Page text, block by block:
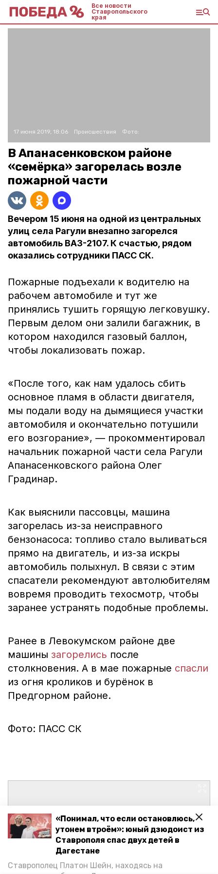
«Понимал, что если остановлюсь,
утонем втроём»: юный дзюдоист из
Ставрополя спас двух детей в
Дагестане
Ставрополец Платон Шейн, находясь на
Все новости
Ставропольского
края
17 июня 2019, 18:06 Происшествия Фото:
В Апанасенковском районе
«семёрка» загорелась возле
пожарной части
Вечером 15 июня на одной из центральных
улиц села Рагули внезапно загорелся
автомобиль ВАЗ-2107. К счастью, рядом
оказались сотрудники ПАСС СК.
Пожарные подъехали к водителю на
рабочем автомобиле и тут же
принялись тушить горящую легковушку.
Первым делом они залили багажник, в
котором находился газовый баллон,
чтобы локализовать пожар.
«После того, как нам удалось сбить
основное пламя в области двигателя,
мы подали воду на дымящиеся участки
автомобиля и окончательно потушили
его возгорание», — прокомментировал
начальник пожарной части села Рагули
Апанасенковского района Олег
Градинар.
Как выяснили пассовцы, машина
загорелась из-за неисправного
бензонасоса: топливо стало выливаться
прямо на двигатель, и из-за искры
автомобиль полыхнул. В связи с этим
спасатели рекомендуют автолюбителям
вовремя проводить техосмотр, чтобы
заранее устранять подобные проблемы.
Ранее в Левокумском районе две
машины загорелись после
столкновения. А в мае пожарные спасли
из огня кроликов и бурёнок в
Предгорном районе.
Фото: ПАСС СК